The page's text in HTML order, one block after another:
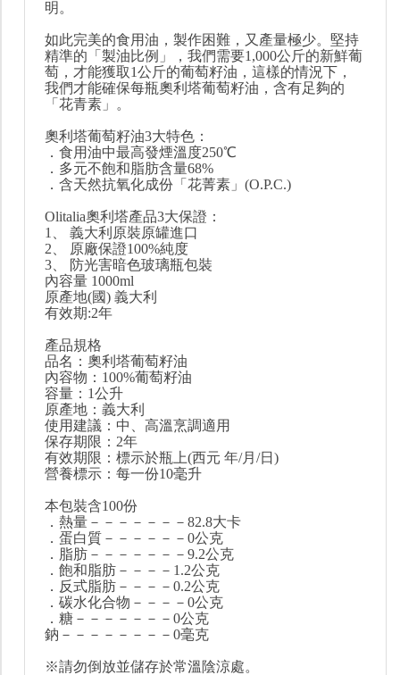
明。
如此完美的食用油，製作困難，又產量極少。堅持
精準的「製油比例」，我們需要1,000公斤的新鮮葡
萄，才能獲取1公斤的葡萄籽油，這樣的情況下，
我們才能確保每瓶奧利塔葡萄籽油，含有足夠的
「花青素」。
奧利塔葡萄籽油3大特色：
．食用油中最高發煙溫度250℃
．多元不飽和脂肪含量68%
．含天然抗氧化成份「花菁素」(O.P.C.)
Olitalia奧利塔產品3大保證：
1、 義大利原裝原罐進口
2、 原廠保證100%純度
3、 防光害暗色玻璃瓶包裝
內容量 1000ml
原產地(國) 義大利
有效期:2年
產品規格
品名：奧利塔葡萄籽油
內容物：100%葡萄籽油
容量：1公升
原產地：義大利
使用建議：中、高溫烹調適用
保存期限：2年
有效期限：標示於瓶上(西元 年/月/日)
營養標示：每一份10毫升
本包裝含100份
．熱量－－－－－－－82.8大卡
．蛋白質－－－－－－0公克
．脂肪－－－－－－－9.2公克
．飽和脂肪－－－－1.2公克
．反式脂肪－－－－0.2公克
．碳水化合物－－－－0公克
．糖－－－－－－－0公克
鈉－－－－－－－－0毫克
※請勿倒放並儲存於常溫陰涼處。